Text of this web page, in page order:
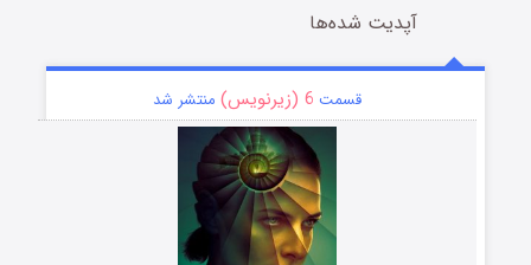
آپدیت شده‌ها
قسمت 6 (زیرنویس) منتشر شد